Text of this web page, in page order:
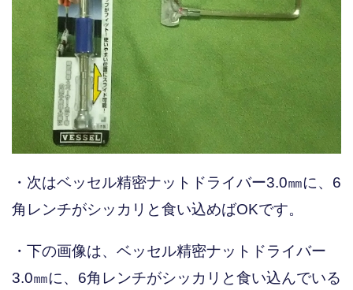
・次はベッセル精密ナットドライバー3.0㎜に、6
角レンチがシッカリと食い込めばOKです。
・下の画像は、ベッセル精密ナットドライバー
3.0㎜に、6角レンチがシッカリと食い込んでいる